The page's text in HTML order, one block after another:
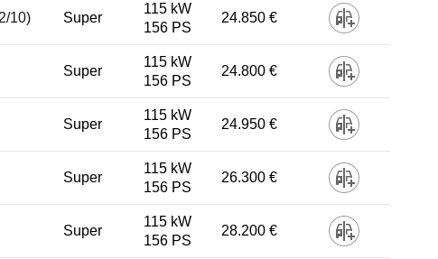
10) Super
115 kW
156 PS
24.850 €
Super
115 kW
156 PS
24.800 €
Super
115 kW
156 PS
24.950 €
Super
115 kW
156 PS
26.300 €
Super
115 kW
156 PS
28.200 €